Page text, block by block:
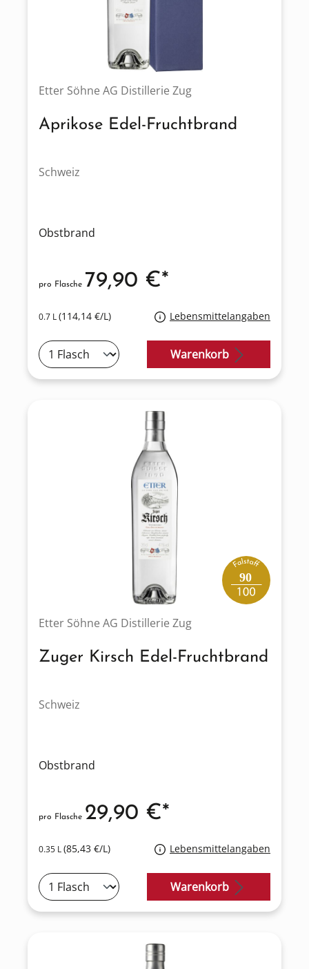
Etter Söhne AG Distillerie Zug
Aprikose Edel-Fruchtbrand
Schweiz
Obstbrand
0.7 L(114,14 €/L) Lebensmittelangaben
pro Flasche 79,90 €*
Warenkorb
90
Etter Söhne AG Distillerie Zug
Zuger Kirsch Edel-Fruchtbrand
Schweiz
Obstbrand
0.35 L(85,43 €/L) Lebensmittelangaben
pro Flasche 29,90 €*
Warenkorb